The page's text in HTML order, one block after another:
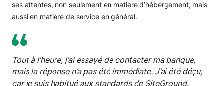
ses attentes, non seulement en matière d’hébergement, mais
aussi en matière de service en général.
Tout à l’heure, j’ai essayé de contacter ma banque,
mais la réponse n’a pas été immédiate. J’ai été déçu,
car je suis habitué aux standards de SiteGround.